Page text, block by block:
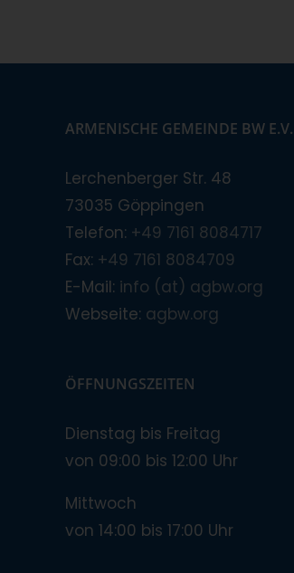
ARMENISCHE GEMEINDE BW E.V.
Lerchenberger Str. 48
73035 Göppingen
Telefon: +49 7161 8084717
Fax: +49 7161 8084709
E-Mail: info (at) agbw.org
Webseite: agbw.org
ÖFFNUNGSZEITEN
Dienstag bis Freitag
von 09:00 bis 12:00 Uhr
Mittwoch
von 14:00 bis 17:00 Uhr